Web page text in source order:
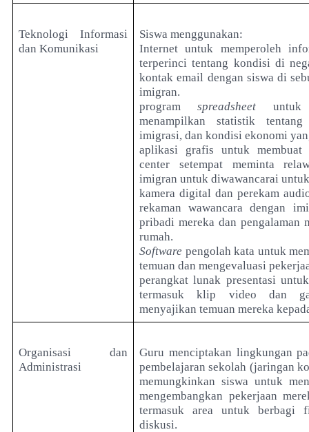
Teknologi Informasi
dan Komunikasi
Siswa menggunakan:
Internet untuk memperoleh
terperinci tentang kondisi di
kontak email dengan siswa di
imigran.
programspreadsheet untuk
menampilkan statistik
imigrasi, dan kondisi ekonomi
aplikasi grafis untuk membuat
center setempat meminta
imigran untuk diwawancarai
kamera digital dan perekam
rekaman wawancara dengan
pribadi mereka dan pengalaman
rumah.
Software pengolah kata untuk
temuan dan mengevaluasi
perangkat lunak presentasi
termasuk klip video dan
menyajikan temuan mereka
Organisasi dan
Administrasi
Guru menciptakan lingkungan
pembelajaran sekolah (jaringan
memungkinkan siswa untuk
mengembangkan pekerjaan
termasuk area untuk
diskusi.